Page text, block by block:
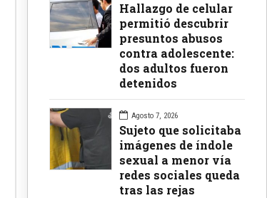
Hallazgo de celular
permitió descubrir
presuntos abusos
contra adolescente:
dos adultos fueron
detenidos
Agosto 7, 2026
Sujeto que solicitaba
imágenes de índole
sexual a menor vía
redes sociales queda
tras las rejas